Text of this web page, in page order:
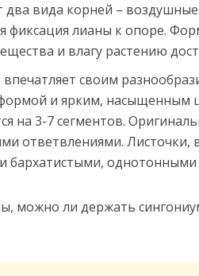
два вида корней –
фиксация лианы к опоре.
и влагу растению
впечатляет своим
и ярким, насыщенным
на 3-7 сегментов.
ответвлениями. Листочки,
бархатистыми,
можно ли держать